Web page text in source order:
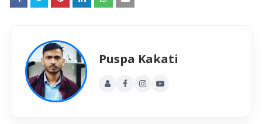
Puspa Kakati